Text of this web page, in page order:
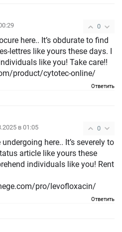
0
here.. It’s obdurate to find
lettres like yours these days. I
like you! Take care!!
product/cytotec-online/
Ответить
0
в 01:05
here.. It’s severely to
article like yours these
individuals like you! Rent
pro/levofloxacin/
Ответить